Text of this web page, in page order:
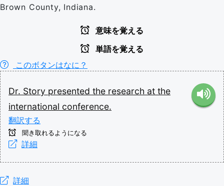
Brown County, Indiana.
意味を覚える
単語を覚える
このボタンはなに？
Dr. Story presented the research at the
international conference.
翻訳する
聞き取れるようになる
詳細
詳細